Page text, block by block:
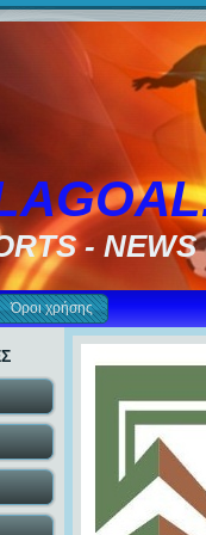
- NEWS
Όροι χρήσης